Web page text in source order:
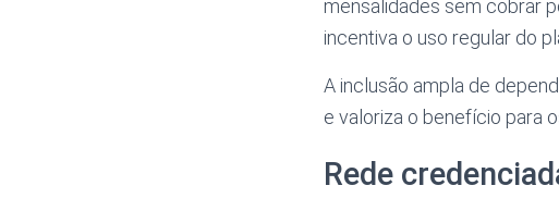
mensalidades sem cobrar
incentiva o uso regular do
A inclusão ampla de
e valoriza o benefício para
Rede